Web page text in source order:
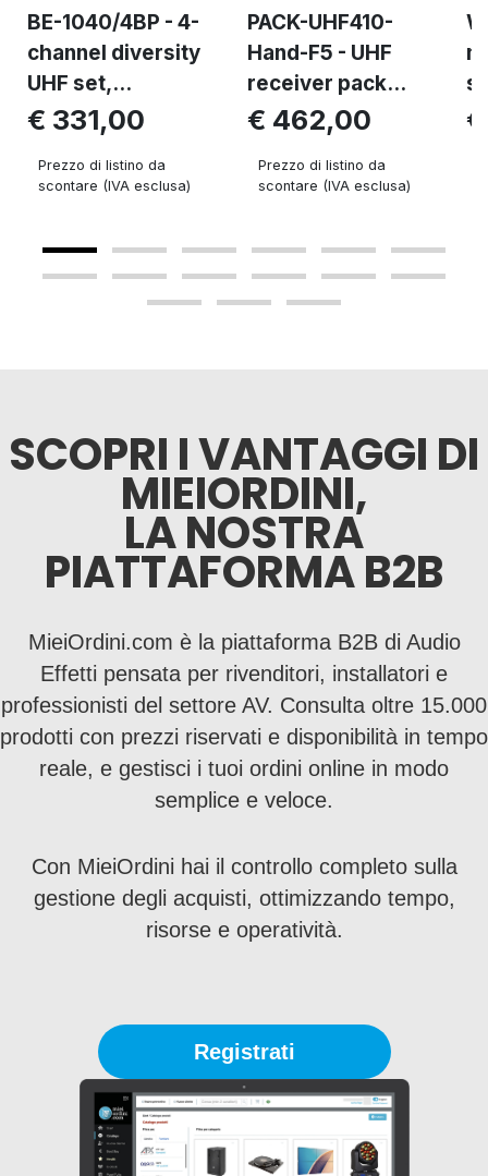
BE-1040/4BP - 4-
channel diversity
UHF set,...
€ 331,00
Prezzo di listino da
scontare (IVA esclusa)
PACK-UHF410-
Hand-F5 - UHF
receiver pack...
€ 462,00
Prezzo di listino da
scontare (IVA esclusa)
SCOPRI I VANTAGGI DI
MIEIORDINI,
LA NOSTRA
PIATTAFORMA B2B
MieiOrdini.com è la piattaforma B2B di Audio
Effetti pensata per rivenditori, installatori e
professionisti del settore AV. Consulta oltre 15.000
prodotti con prezzi riservati e disponibilità in tempo
reale, e gestisci i tuoi ordini online in modo
semplice e veloce.
Con MieiOrdini hai il controllo completo sulla
gestione degli acquisti, ottimizzando tempo,
risorse e operatività.
Registrati